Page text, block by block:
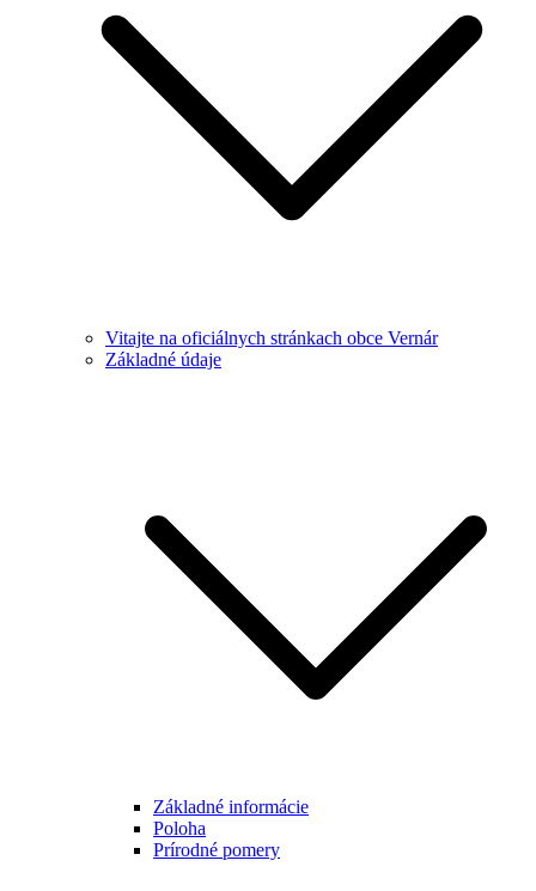
Vitajte na oficiálnych stránkach obce Vernár
Základné údaje
Základné informácie
Poloha
Prírodné pomery